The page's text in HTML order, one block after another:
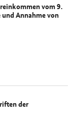
vom 9.
Annahme von
der